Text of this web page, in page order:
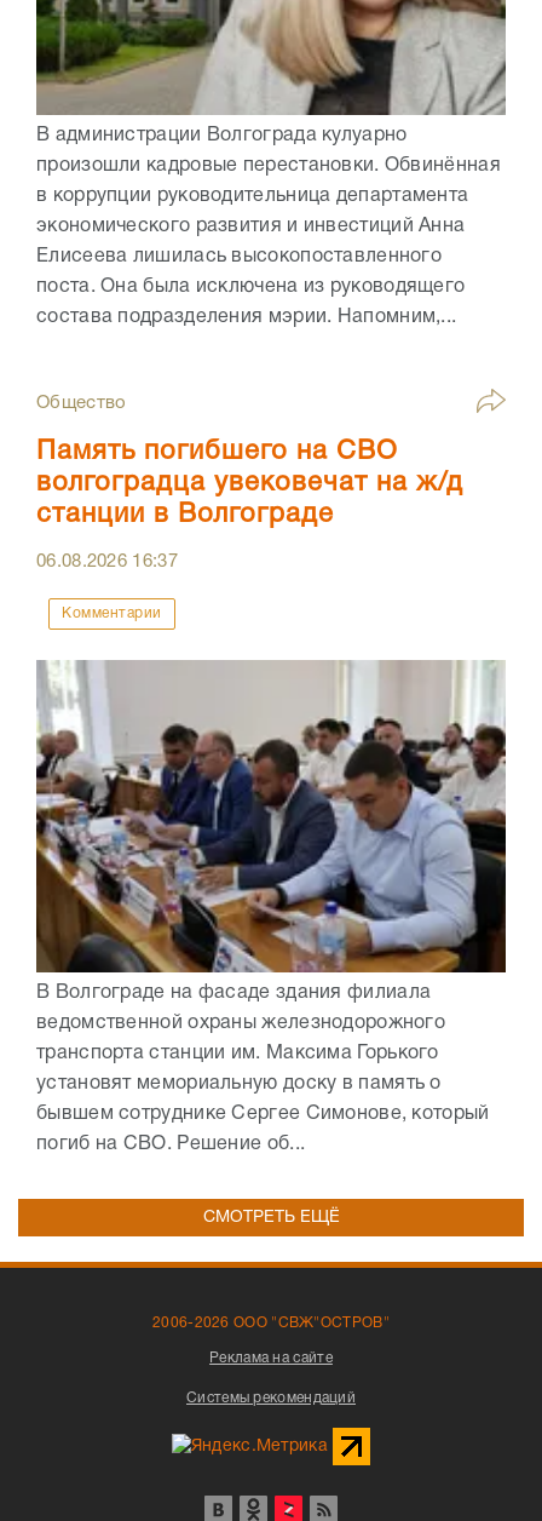
В администрации Волгограда кулуарно
произошли кадровые перестановки. Обвинённая
в коррупции руководительница департамента
экономического развития и инвестиций Анна
Елисеева лишилась высокопоставленного
поста. Она была исключена из руководящего
состава подразделения мэрии. Напомним,...
Общество
Память погибшего на СВО
волгоградца увековечат на ж/д
станции в Волгограде
06.08.2026 16:37
Комментарии
В Волгограде на фасаде здания филиала
ведомственной охраны железнодорожного
транспорта станции им. Максима Горького
установят мемориальную доску в память о
бывшем сотруднике Сергее Симонове, который
погиб на СВО. Решение об...
СМОТРЕТЬ ЕЩЁ
2006-2026 ООО "СВЖ"ОСТРОВ"
Реклама на сайте
Системы рекомендаций